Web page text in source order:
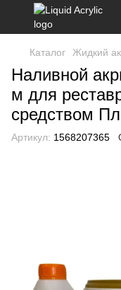
Каталог Жидкий
Наливной
м для
средством
Артикул: 1568207365